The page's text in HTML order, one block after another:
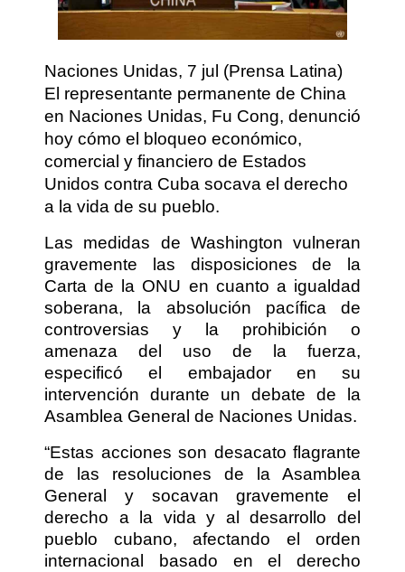
Naciones Unidas, 7 jul (Prensa Latina)
El representante permanente de China
en Naciones Unidas, Fu Cong, denunció
hoy cómo el bloqueo económico,
comercial y financiero de Estados
Unidos contra Cuba socava el derecho
a la vida de su pueblo.
Las medidas de Washington vulneran
gravemente las disposiciones de la
Carta de la ONU en cuanto a igualdad
soberana, la absolución pacífica de
controversias y la prohibición o
amenaza del uso de la fuerza,
especificó el embajador en su
intervención durante un debate de la
Asamblea General de Naciones Unidas.
“Estas acciones son desacato flagrante
de las resoluciones de la Asamblea
General y socavan gravemente el
derecho a la vida y al desarrollo del
pueblo cubano, afectando el orden
internacional basado en el derecho